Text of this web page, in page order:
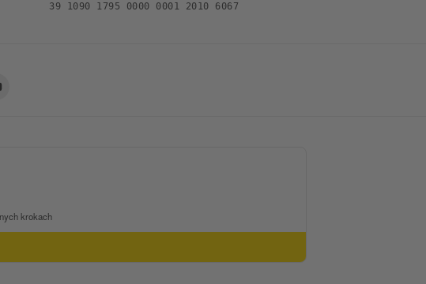
39 1090 1795 0000 0001 2010 6067